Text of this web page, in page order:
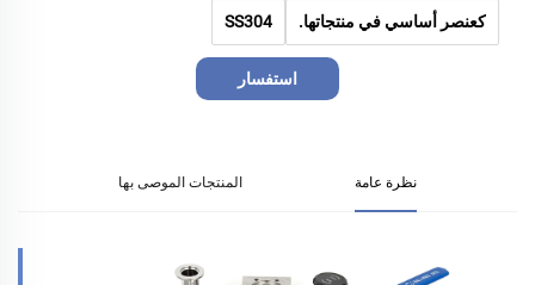
كعنصر أساسي في منتجاتها. SS304
استفسار
نظرة عامة المنتجات الموصى بها